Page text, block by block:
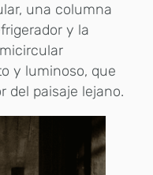
una columna
y la
y luminoso, que
del paisaje lejano.